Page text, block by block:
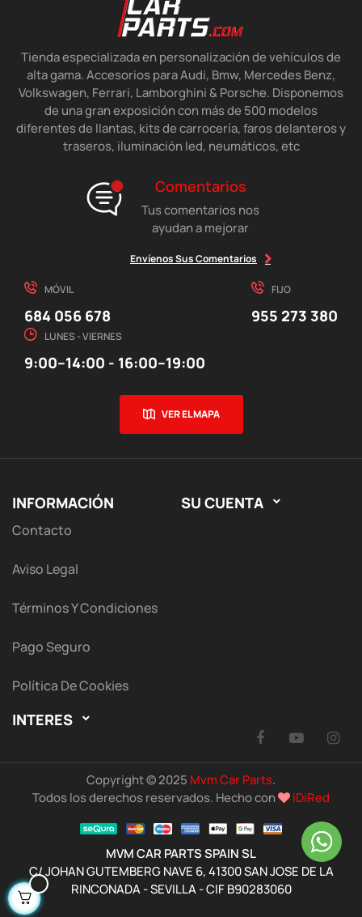
Tienda especializada en personalización de vehículos de
alta gama. Accesorios para Audi, Bmw, Mercedes Benz,
Volkswagen, Ferrari, Lamborghini & Porsche. Disponemos
de una gran exposición con más de 500 modelos
diferentes de llantas, kits de carrocería, faros delanteros y
traseros, iluminación led, neumáticos, etc
Comentarios
Tus comentarios nos
ayudan a mejorar
Envíenos Sus Comentarios
MÓVIL
684 056 678
FIJO
955 273 380
LUNES - VIERNES
9:00–14:00 - 16:00–19:00
VER EL MAPA
INFORMACIÓN
Contacto
Aviso Legal
Términos Y Condiciones
Pago Seguro
Política De Cookies
SU CUENTA 
INTERES 
Facebook
Copyright © 2025 Mvm Car Parts.
Todos los derechos reservados. Hecho con
iDiRed
MVM CAR PARTS SPAIN SL
C/ JOHAN GUTEMBERG NAVE 6, 41300 SAN JOSE DE LA
RINCONADA - SEVILLA - CIF B90283060